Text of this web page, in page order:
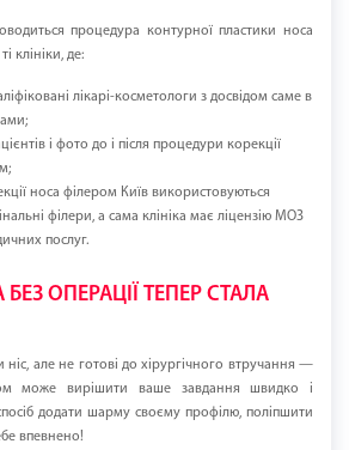
процедура контурної пластики носа
клініки, де:
лікарі-косметологи з досвідом саме в
і фото до і після процедури корекції
носа філером Київ використовуються
філери, а сама клініка має ліцензію МОЗ
послуг.
ОПЕРАЦІЇ ТЕПЕР СТАЛА
але не готові до хірургічного втручання —
може вирішити ваше завдання швидко і
додати шарму своєму профілю, поліпшити
впевнено!